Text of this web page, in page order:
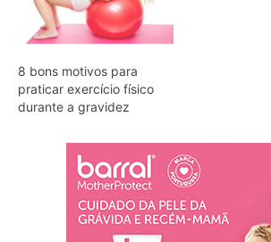
8 bons motivos para
praticar exercício físico
durante a gravidez